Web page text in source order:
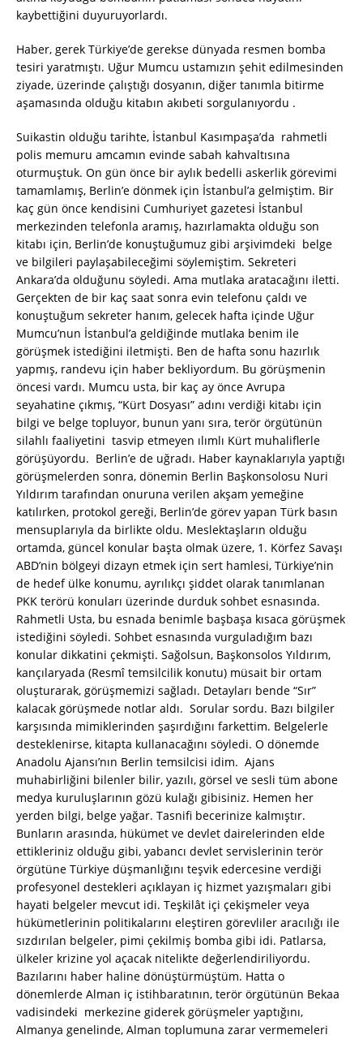
kaybettiğini duyuruyorlardı.
Haber, gerek Türkiye’de gerekse dünyada resmen bomba
tesiri yaratmıştı. Uğur Mumcu ustamızın şehit edilmesinden
ziyade, üzerinde çalıştığı dosyanın, diğer tanımla bitirme
aşamasında olduğu kitabın akıbeti sorgulanıyordu .
Suikastin olduğu tarihte, İstanbul Kasımpaşa’da rahmetli
polis memuru amcamın evinde sabah kahvaltısına
oturmuştuk. On gün önce bir aylık bedelli askerlik görevimi
tamamlamış, Berlin’e dönmek için İstanbul’a gelmiştim. Bir
kaç gün önce kendisini Cumhuriyet gazetesi İstanbul
merkezinden telefonla aramış, hazırlamakta olduğu son
kitabı için, Berlin’de konuştuğumuz gibi arşivimdeki belge
ve bilgileri paylaşabileceğimi söylemiştim. Sekreteri
Ankara’da olduğunu söyledi. Ama mutlaka aratacağını iletti.
Gerçekten de bir kaç saat sonra evin telefonu çaldı ve
konuştuğum sekreter hanım, gelecek hafta içinde Uğur
Mumcu’nun İstanbul’a geldiğinde mutlaka benim ile
görüşmek istediğini iletmişti. Ben de hafta sonu hazırlık
yapmış, randevu için haber bekliyordum. Bu görüşmenin
öncesi vardı. Mumcu usta, bir kaç ay önce Avrupa
seyahatine çıkmış, “Kürt Dosyası” adını verdiği kitabı için
bilgi ve belge topluyor, bunun yanı sıra, terör örgütünün
silahlı faaliyetini tasvip etmeyen ılımlı Kürt muhaliflerle
görüşüyordu. Berlin’e de uğradı. Haber kaynaklarıyla yaptığı
görüşmelerden sonra, dönemin Berlin Başkonsolosu Nuri
Yıldırım tarafından onuruna verilen akşam yemeğine
katılırken, protokol gereği, Berlin’de görev yapan Türk basın
mensuplarıyla da birlikte oldu. Meslektaşların olduğu
ortamda, güncel konular başta olmak üzere, 1. Körfez Savaşı
ABD’nin bölgeyi dizayn etmek için sert hamlesi, Türkiye’nin
de hedef ülke konumu, ayrılıkçı şiddet olarak tanımlanan
PKK terörü konuları üzerinde durduk sohbet esnasında.
Rahmetli Usta, bu esnada benimle başbaşa kısaca görüşmek
istediğini söyledi. Sohbet esnasında vurguladığım bazı
konular dikkatini çekmişti. Sağolsun, Başkonsolos Yıldırım,
kançılaryada (Resmî temsilcilik konutu) müsait bir ortam
oluşturarak, görüşmemizi sağladı. Detayları bende “Sır”
kalacak görüşmede notlar aldı. Sorular sordu. Bazı bilgiler
karşısında mimiklerinden şaşırdığını farkettim. Belgelerle
desteklenirse, kitapta kullanacağını söyledi. O dönemde
Anadolu Ajansı’nın Berlin temsilcisi idim. Ajans
muhabirliğini bilenler bilir, yazılı, görsel ve sesli tüm abone
medya kuruluşlarının gözü kulağı gibisiniz. Hemen her
yerden bilgi, belge yağar. Tasnifi becerinize kalmıştır.
Bunların arasında, hükümet ve devlet dairelerinden elde
ettikleriniz olduğu gibi, yabancı devlet servislerinin terör
örgütüne Türkiye düşmanlığını teşvik edercesine verdiği
profesyonel destekleri açıklayan iç hizmet yazışmaları gibi
hayati belgeler mevcut idi. Teşkilât içi çekişmeler veya
hükümetlerinin politikalarını eleştiren görevliler aracılığı ile
sızdırılan belgeler, pimi çekilmiş bomba gibi idi. Patlarsa,
ülkeler krizine yol açacak nitelikte değerlendiriliyordu.
Bazılarını haber haline dönüştürmüştüm. Hatta o
dönemlerde Alman iç istihbaratının, terör örgütünün Bekaa
vadisindeki merkezine giderek görüşmeler yaptığını,
Almanya genelinde, Alman toplumuna zarar vermemeleri